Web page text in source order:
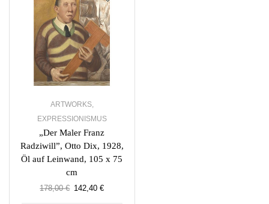
ARTWORKS,
EXPRESSIONISMUS
„Der Maler Franz
Radziwill”, Otto Dix, 1928,
Öl auf Leinwand, 105 x 75
cm
178,00€ 142,40€